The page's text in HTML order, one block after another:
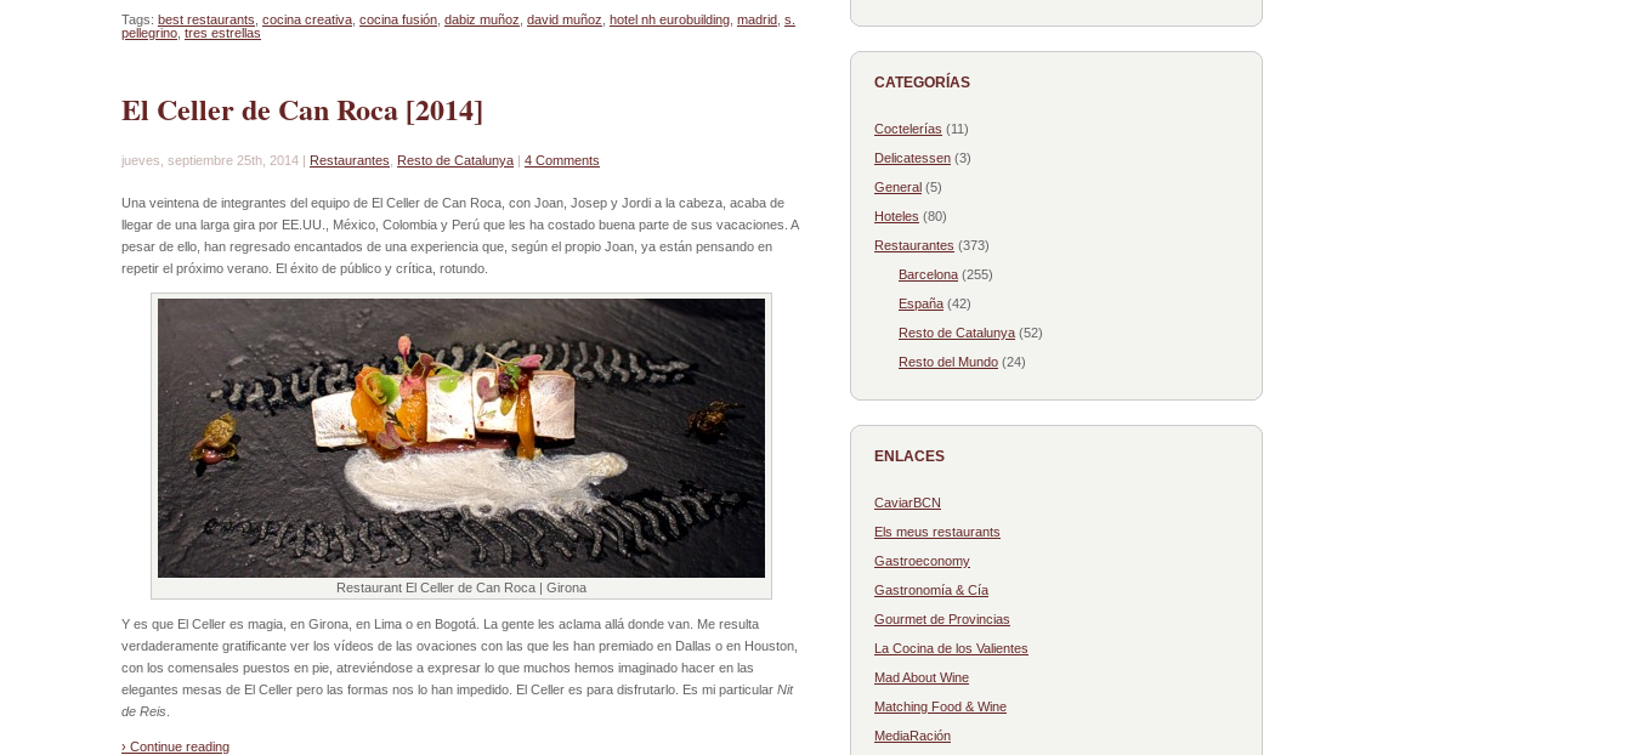
Tags: best restaurants cocina creativa cocina fusión dabiz muñoz david muñoz hotel nh eurobuilding madrid s.
pellegrino tres estrellas
El Celler de Can Roca [2014]
jueves, septiembre 25th, 2014 | Restaurantes Resto de Catalunya | 4 Comments
Una veintena de integrantes del equipo de El Celler de Can Roca, con Joan, Josep y Jordi a la cabeza, acaba de
llegar de una larga gira por EE.UU., México, Colombia y Perú que les ha costado buena parte de sus vacaciones. A
pesar de ello, han regresado encantados de una experiencia que, según el propio Joan, ya están pensando en
repetir el próximo verano. El éxito de público y crítica, rotundo.
Restaurant El Celler de Can Roca | Girona
Y es que El Celler es magia, en Girona, en Lima o en Bogotá. La gente les aclama allá donde van. Me resulta
verdaderamente gratificante ver los vídeos de las ovaciones con las que les han premiado en Dallas o en Houston,
con los comensales puestos en pie, atreviéndose a expresar lo que muchos hemos imaginado hacer en las
elegantes mesas de El Celler pero las formas nos lo han impedido. El Celler es para disfrutarlo. Es mi particular Nit
de Reis
› Continue reading
CATEGORÍAS
Coctelerías (11)
Delicatessen (3)
General (5)
Hoteles (80)
Restaurantes (373)
Barcelona (255)
España (42)
Resto de Catalunya (52)
Resto del Mundo (24)
ENLACES
CaviarBCN
Els meus restaurants
Gastroeconomy
Gastronomía & Cía
Gourmet de Provincias
La Cocina de los Valientes
Mad About Wine
Matching Food & Wine
MediaRación